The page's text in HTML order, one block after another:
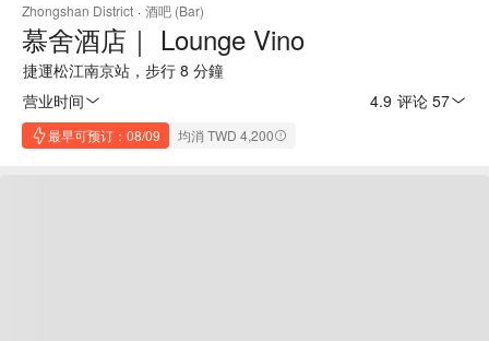
Zhongshan District · 酒吧 (Bar)
慕舍酒店｜ Lounge Vino
捷運松江南京站，步行 8 分鐘
营业时间
4.9 评论 57
最早可预订：08/09 均消 TWD 4,200